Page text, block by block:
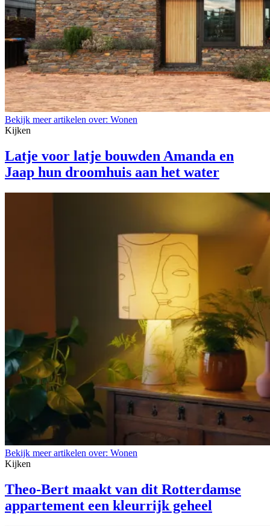
Bekijk meer artikelen over: Wonen
Kijken
Latje voor latje bouwden Amanda en
Jaap hun droomhuis aan het water
Bekijk meer artikelen over: Wonen
Kijken
Theo-Bert maakt van dit Rotterdamse
appartement een kleurrijk geheel